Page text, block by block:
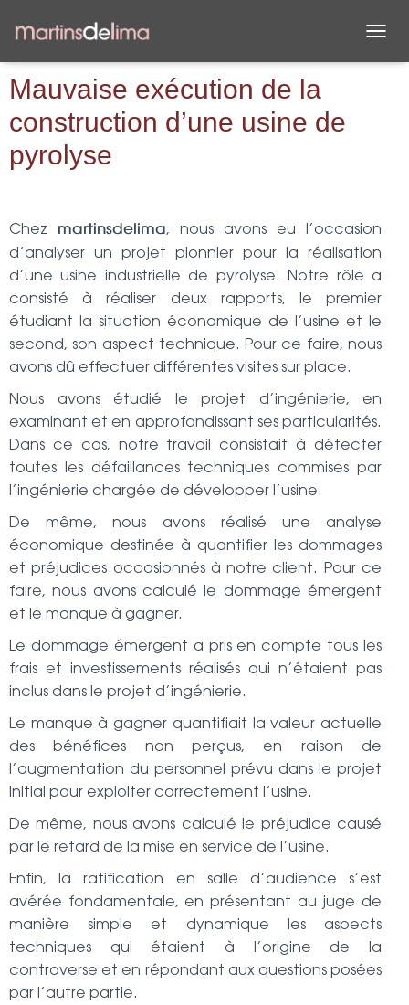
É
V
I
G
T
I
O
Mauvaise exécution de la
construction d’une usine de
pyrolyse
Chez martinsdelima, nous avons eu l’occasion
d’analyser un projet pionnier pour la réalisation
d’une usine industrielle de pyrolyse. Notre rôle a
consisté à réaliser deux rapports, le premier
étudiant la situation économique de l’usine et le
second, son aspect technique. Pour ce faire, nous
avons dû effectuer différentes visites sur place.
Nous avons étudié le projet d’ingénierie, en
examinant et en approfondissant ses particularités.
Dans ce cas, notre travail consistait à détecter
toutes les défaillances techniques commises par
l’ingénierie chargée de développer l’usine.
De même, nous avons réalisé une analyse
économique destinée à quantifier les dommages
et préjudices occasionnés à notre client. Pour ce
faire, nous avons calculé le dommage émergent
et le manque à gagner.
Le dommage émergent a pris en compte tous les
frais et investissements réalisés qui n’étaient pas
inclus dans le projet d’ingénierie.
Le manque à gagner quantifiait la valeur actuelle
des bénéfices non perçus, en raison de
l’augmentation du personnel prévu dans le projet
initial pour exploiter correctement l’usine.
De même, nous avons calculé le préjudice causé
par le retard de la mise en service de l’usine.
Enfin, la ratification en salle d’audience s’est
avérée fondamentale, en présentant au juge de
manière simple et dynamique les aspects
techniques qui étaient à l’origine de la
controverse et en répondant aux questions posées
par l’autre partie.